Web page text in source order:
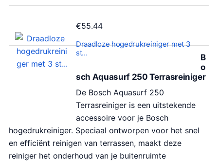
€55.44
Draadloze hogedrukreiniger met 3
st…
B
o
sch Aquasurf 250 Terrasreiniger
De Bosch Aquasurf 250
Terrasreiniger is een uitstekende
accessoire voor je Bosch
hogedrukreiniger. Speciaal ontworpen voor het snel
en efficiënt reinigen van terrassen, maakt deze
reiniger het onderhoud van je buitenruimte